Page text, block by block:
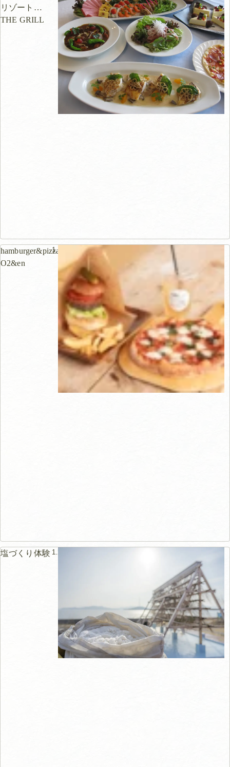
リゾート
THE GRILL
hamburger&pizza
O2&en
1.1km
塩づくり体験 1.2km